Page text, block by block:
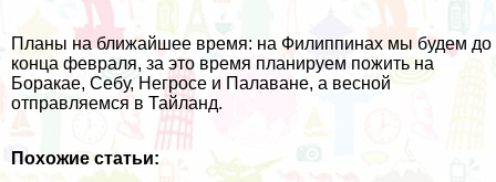
Планы на ближайшее время: на Филиппинах мы будем до
конца февраля, за это время планируем пожить на
Боракае, Себу, Негросе и Палаване, а весной
отправляемся в Тайланд.
Похожие статьи: